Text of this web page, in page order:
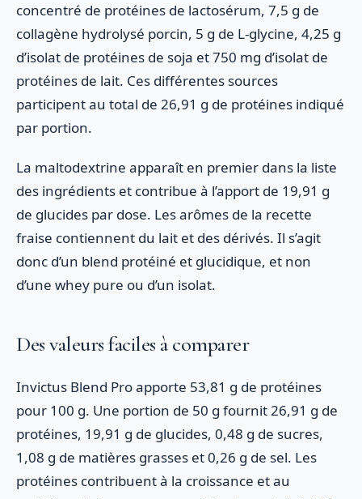
concentré de protéines de lactosérum, 7,5 g de
collagène hydrolysé porcin, 5 g de L-glycine, 4,25 g
d’isolat de protéines de soja et 750 mg d’isolat de
protéines de lait. Ces différentes sources
participent au total de 26,91 g de protéines indiqué
par portion.
La maltodextrine apparaît en premier dans la liste
des ingrédients et contribue à l’apport de 19,91 g
de glucides par dose. Les arômes de la recette
fraise contiennent du lait et des dérivés. Il s’agit
donc d’un blend protéiné et glucidique, et non
d’une whey pure ou d’un isolat.
Des valeurs faciles à comparer
Invictus Blend Pro apporte 53,81 g de protéines
pour 100 g. Une portion de 50 g fournit 26,91 g de
protéines, 19,91 g de glucides, 0,48 g de sucres,
1,08 g de matières grasses et 0,26 g de sel. Les
protéines contribuent à la croissance et au